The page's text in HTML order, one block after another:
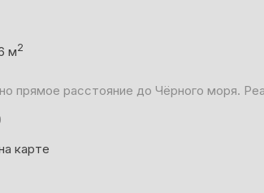
м2
прямое расстояние до Чёрного моря.
карте